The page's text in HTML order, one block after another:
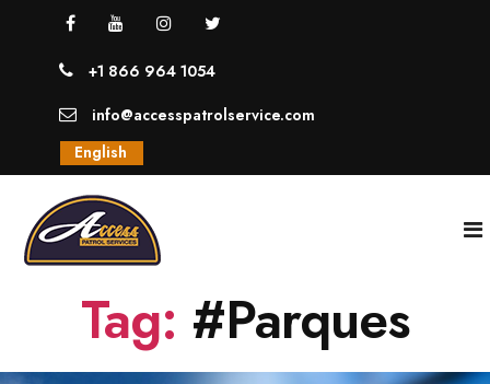
+1 866 964 1054
info@accesspatrolservice.com
English
Tag: #Parques